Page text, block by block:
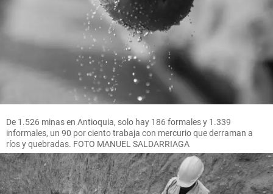
De 1.526 minas en Antioquia, solo hay 186 formales y 1.339
informales, un 90 por ciento trabaja con mercurio que derraman a
ríos y quebradas. FOTO MANUEL SALDARRIAGA